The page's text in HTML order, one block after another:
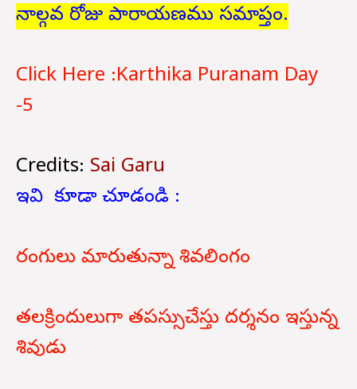
నాల్గవ రోజు పారాయణము సమాప్తం.
Click Here :Karthika Puranam Day
-5
Credits: Sai Garu
ఇవి కూడా చూడండి :
రంగులు మారుతున్నా శివలింగం
తలక్రిందులుగా తపస్సుచేస్తు దర్శనం ఇస్తున్న
శివుడు